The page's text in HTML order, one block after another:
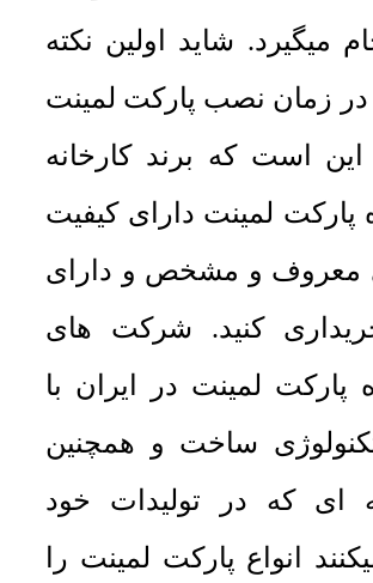
میگیرد. شاید اولین نکته
در زمان نصب پارکت لمینت
است که برند کارخانه
پارکت لمینت دارای کیفیت
معروف و مشخص و دارای
کنید. شرکت های
پارکت لمینت در ایران با
ساخت و همچنین
ای که در تولیدات خود
انواع پارکت لمینت را